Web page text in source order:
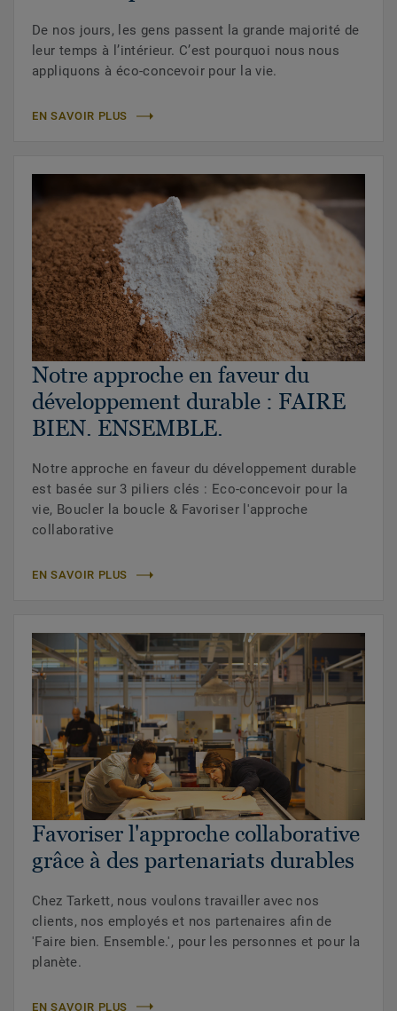
De nos jours, les gens passent la grande majorité de
leur temps à l’intérieur. C’est pourquoi nous nous
appliquons à éco-concevoir pour la vie.
EN SAVOIR PLUS
Notre approche en faveur du
développement durable : FAIRE
BIEN. ENSEMBLE.
Notre approche en faveur du développement durable
est basée sur 3 piliers clés : Eco-concevoir pour la
vie, Boucler la boucle & Favoriser l'approche
collaborative
EN SAVOIR PLUS
Favoriser l'approche collaborative
grâce à des partenariats durables
Chez Tarkett, nous voulons travailler avec nos
clients, nos employés et nos partenaires afin de
'Faire bien. Ensemble.', pour les personnes et pour la
planète.
EN SAVOIR PLUS